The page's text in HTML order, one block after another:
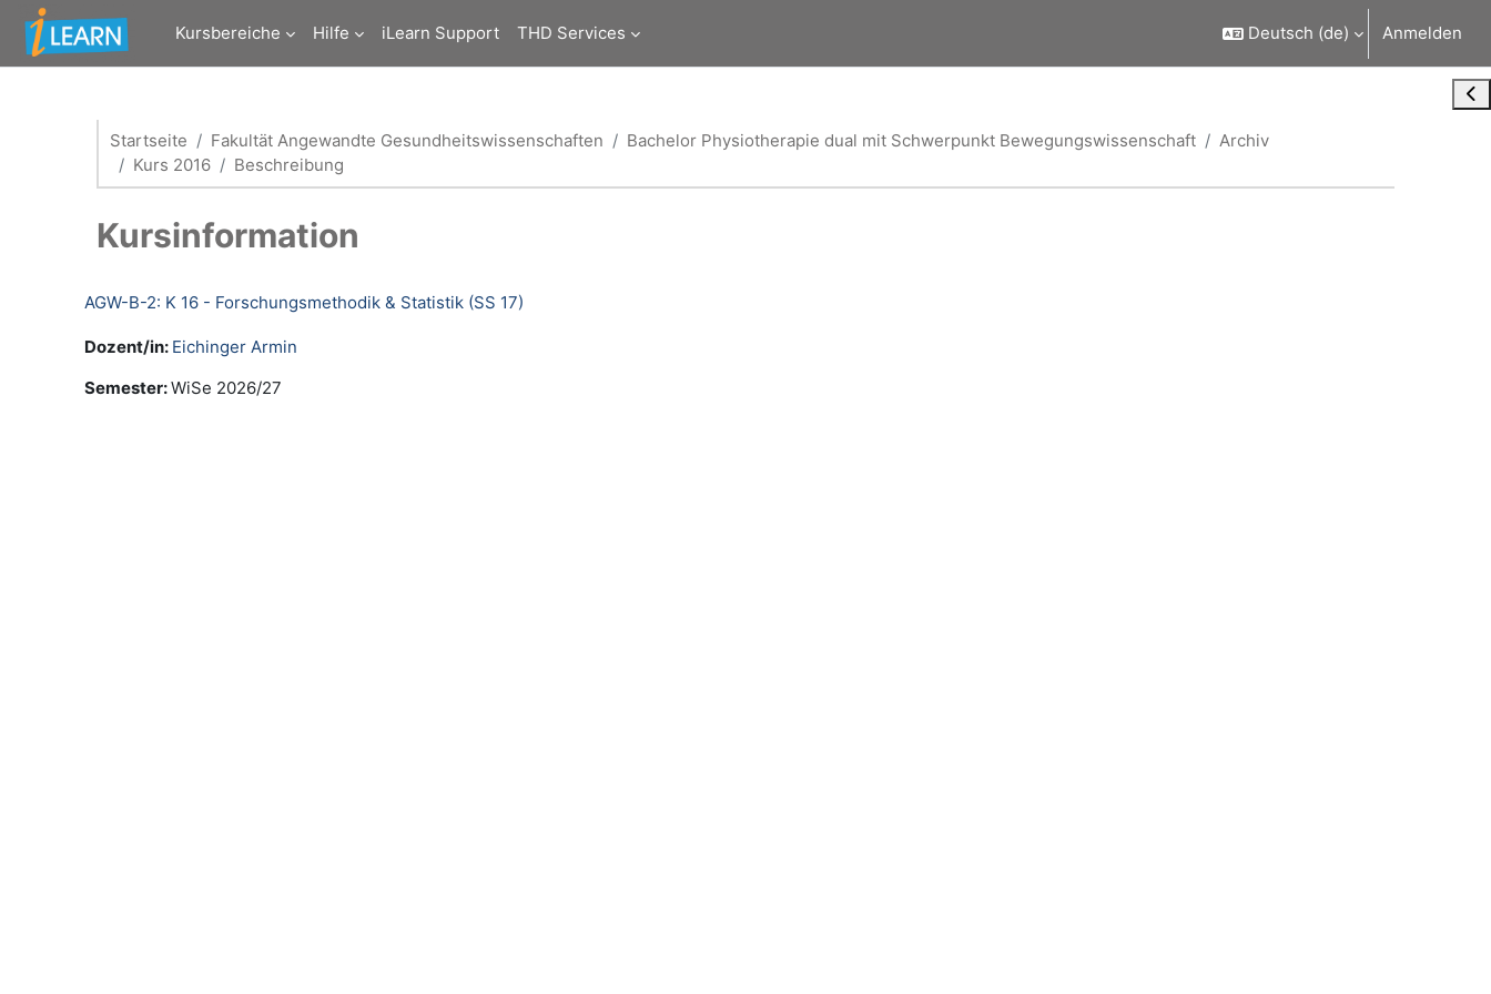
Zum Hauptinhalt
Kursbereiche
Hilfe iLearn Support THD Services Deutsch ‎(de)‎ Anmelden
Startseite Fakultät Angewandte Gesundheitswissenschaften Bachelor Physiotherapie dual mit Schwerpunkt Bewegungswissenschaft
Archiv
Kurs 2016
Beschreibung
Kursinformation
AGW-B-2: K 16 - Forschungsmethodik & Statistik (SS 17)
Dozent/in: Eichinger Armin
Semester:WiSe 2026/27